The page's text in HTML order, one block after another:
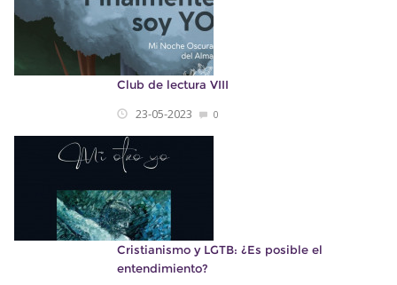
Club de lectura VIII
23-05-2023 0
Cristianismo y LGTB: ¿Es posible el
entendimiento?